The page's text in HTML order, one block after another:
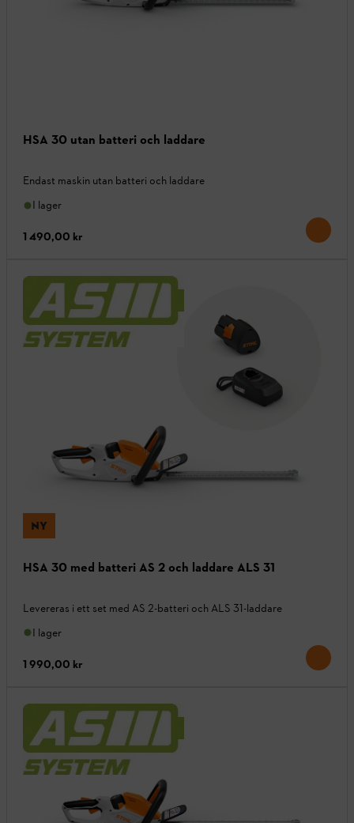
HSA 30 utan batteri och laddare
Endast maskin utan batteri och laddare
I lager
1 490,00 kr
NY
HSA 30 med batteri AS 2 och laddare ALS 31
Levereras i ett set med AS 2-batteri och ALS 31-laddare
I lager
1 990,00 kr